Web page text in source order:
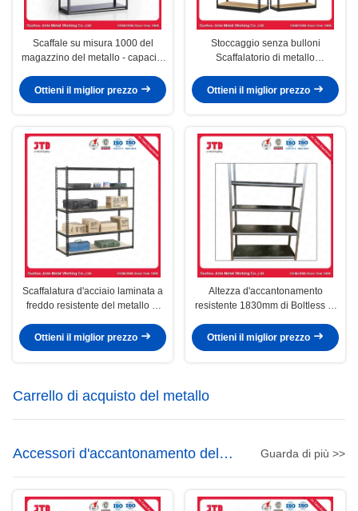
Scaffale su misura 1000 del
magazzino del metallo - capacità
Ottieni il miglior prezzo
Stoccaggio senza bulloni
Scaffalatorio di metallo
galvanizzato
Ottieni il miglior prezzo
Scaffalatura d'acciaio laminata a
freddo resistente del metallo di
magazzino
Ottieni il miglior prezzo
Altezza d'accantonamento
resistente 1830mm di Boltless di
Ottieni il miglior prezzo
Carrello di acquisto del metallo
Accessori d'accantonamento del
supermercato
Guarda di più >>